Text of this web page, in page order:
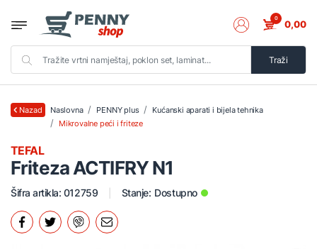
Traži
0 0,00
Nazad Naslovna PENNY plus
Kućanski aparati i bijela tehnika
Mikrovalne peći i friteze
Friteza ACTIFRY N1
TEFAL
Šifra artikla: 012759 Stanje: Dostupno